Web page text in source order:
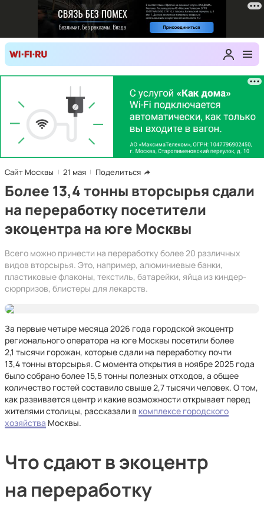
Сайт Москвы 21 мая Поделиться
Более 13,4 тонны вторсырья сдали
на переработку посетители
экоцентра на юге Москвы
Всего можно принести на переработку более 20 различных
видов вторсырья. Это, например, алюминиевые банки,
пластиковые флаконы, текстиль, батарейки, яйца из киндер-
сюрпризов, блистеры для лекарств.
За первые четыре месяца 2026 года городской экоцентр
регионального оператора на юге Москвы посетили более
2,1 тысячи горожан, которые сдали на переработку почти
13,4 тонны вторсырья. С момента открытия в ноябре 2025 года
было собрано более 15,5 тонны полезных отходов, а общее
количество гостей составило свыше 2,7 тысячи человек. О том,
как развивается центр и какие возможности открывает перед
жителями столицы, рассказали в комплексе городского
хозяйства Москвы.
Что сдают в экоцентр
на переработку